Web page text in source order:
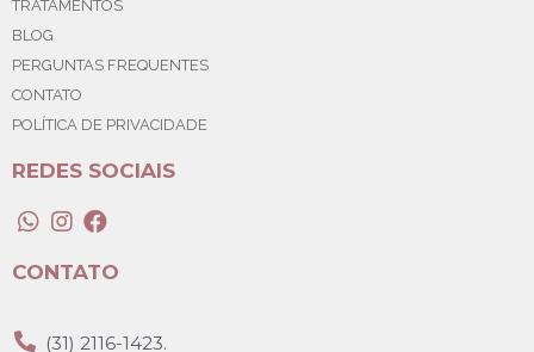
TRATAMENTOS
BLOG
PERGUNTAS FREQUENTES
CONTATO
POLÍTICA DE PRIVACIDADE
REDES SOCIAIS
CONTATO
(31) 2116-1423.